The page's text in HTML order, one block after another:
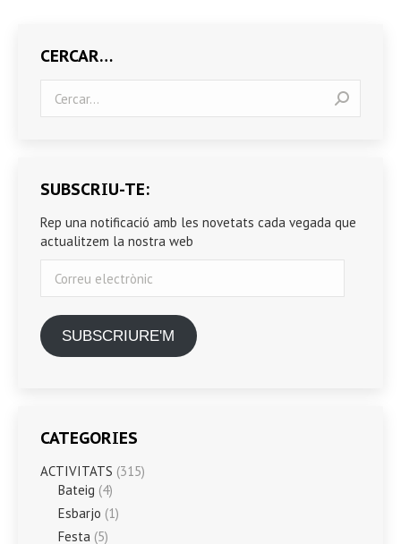
CERCAR…
SUBSCRIU-TE:
Rep una notificació amb les novetats cada vegada que
actualitzem la nostra web
electrònic
SUBSCRIURE'M
CATEGORIES
ACTIVITATS (315)
Bateig (4)
Esbarjo (1)
Festa (5)